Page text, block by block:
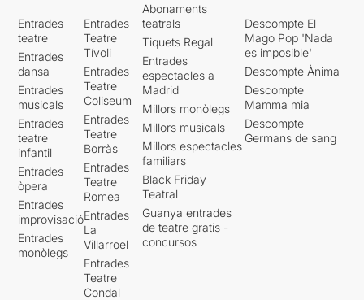
Entrades
teatre
Entrades
dansa
Entrades
musicals
Entrades
teatre
infantil
Entrades
òpera
Entrades
improvisació
Entrades
monòlegs
Entrades
Teatre
Tívoli
Entrades
Teatre
Coliseum
Entrades
Teatre
Borràs
Entrades
Teatre
Romea
Entrades
La
Villarroel
Entrades
Teatre
Condal
Abonaments
teatrals
Tiquets Regal
Entrades
espectacles a
Madrid
Millors monòlegs
Millors musicals
Millors espectacles
familiars
Black Friday
Teatral
Guanya entrades
de teatre gratis -
concursos
Descompte El
Mago Pop 'Nada
es imposible'
Descompte Ànima
Descompte
Mamma mia
Descompte
Germans de sang